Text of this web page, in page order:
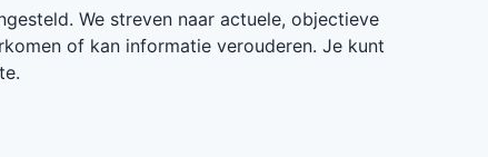
We streven naar actuele, objectieve
of kan informatie verouderen. Je kunt